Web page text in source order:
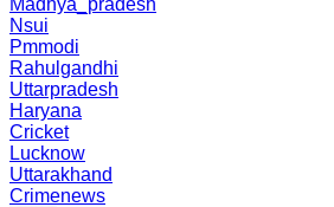
Madhya_pradesh
Nsui
Pmmodi
Rahulgandhi
Uttarpradesh
Haryana
Cricket
Lucknow
Uttarakhand
Crimenews